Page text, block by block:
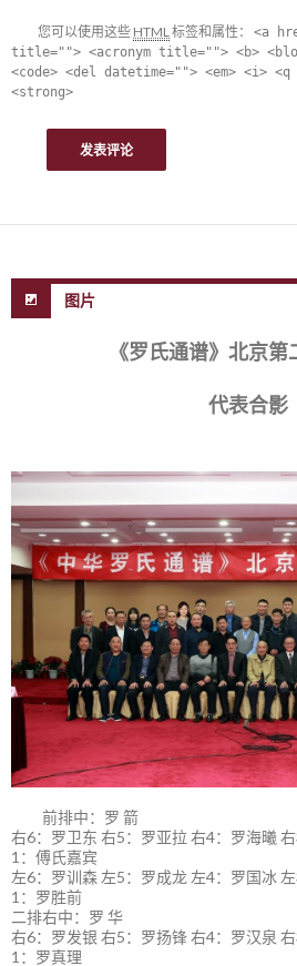
您可以使用这些 HTML标签和属性： <a
title=""> <acronym title=""> <b>
<code> <del datetime=""> <em> <i>
<strong>
图片
《罗氏通谱》北京
代表合影
前排中：罗 箭
右6：罗卫东 右5：罗亚拉 右4：罗海曦
1：傅氏嘉宾
左6：罗训森 左5：罗成龙 左4：罗国冰
1：罗胜前
二排右中：罗 华
右6：罗发银 右5：罗扬锋 右4：罗汉泉
1：罗真理